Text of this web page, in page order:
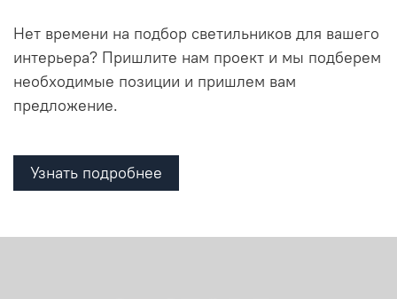
Нет времени на подбор светильников для вашего
интерьера? Пришлите нам проект и мы подберем
необходимые позиции и пришлем вам
предложение.
Узнать подробнее